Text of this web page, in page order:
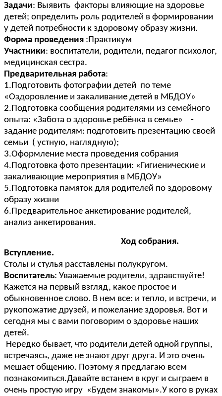
Задачи: Выявить факторы влияющие на здоровье
детей; определить роль родителей в формировании
у детей потребности к здоровому образу жизни.
Форма проведения :Практикум
Участники: воспитатели, родители, педагог психолог,
медицинская сестра.
Предварительная работа:
1.Подготовить фотографии детей по теме
«Оздоровление и закаливание детей в МБДОУ»
2.Подготовка сообщения родителями из семейного
опыта: «Забота о здоровье ребёнка в семье» -
задание родителям: подготовить презентацию своей
семьи ( устную, наглядную);
3.Оформление места проведения собрания
4.Подготовка фото презентации: «Гигиенические и
закаливающие мероприятия в МБДОУ»
5.Подготовка памяток для родителей по здоровому
образу жизни
6.Предварительное анкетирование родителей,
анализ анкетирования.
Ход собрания.
Вступление.
Столы и стулья расставлены полукругом.
Воспитатель: Уважаемые родители, здравствуйте!
Кажется на первый взгляд, какое простое и
обыкновенное слово. В нем все: и тепло, и встречи, и
рукопожатие друзей, и пожелание здоровья. Вот и
сегодня мы с вами поговорим о здоровье наших
детей.
Нередко бывает, что родители детей одной группы,
встречаясь, даже не знают друг друга. И это очень
мешает общению. Поэтому я предлагаю всем
познакомиться.Давайте встанем в круг и сыграем в
очень простую игру «Будем знакомы».У кого в руках